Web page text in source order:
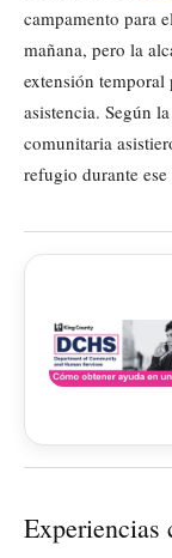
campamento para
mañana, pero la
extensión temporal
asistencia. Según
comunitaria
refugio durante
Experiencias